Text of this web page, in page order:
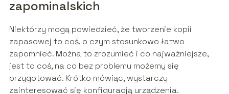
zapominalskich
Niektórzy mogą powiedzieć, że tworzenie kopii
zapasowej to coś, o czym stosunkowo łatwo
zapomnieć. Można to zrozumieć i co najważniejsze,
jest to coś, na co bez problemu możemy się
przygotować. Krótko mówiąc, wystarczy
zainteresować się konfiguracją urządzenia.